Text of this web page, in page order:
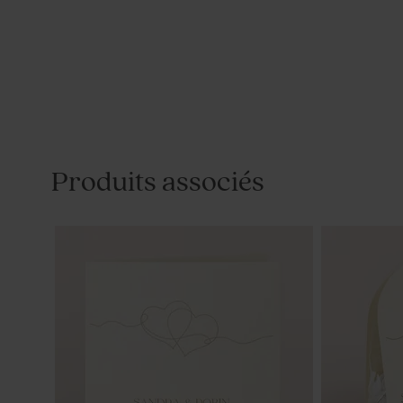
Produits associés